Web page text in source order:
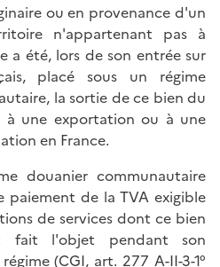
ou en provenance d'un
n'appartenant pas à
a été, lors de son entrée sur
placé sous un régime
la sortie de ce bien du
à une exportation ou à une
en France.
douanier communautaire
paiement de la TVA exigible
de services dont ce bien
fait l'objet pendant son
(CGI, art. 277 A-II-3-1°